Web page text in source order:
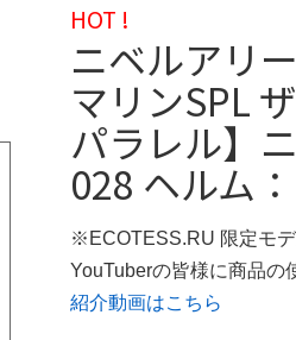
HOT !
ニベルアリ
マリンSPL
パラレル】
028 ヘルム
※ECOTESS.RU 限定モ
YouTuberの皆様に商品の
紹介動画はこちら